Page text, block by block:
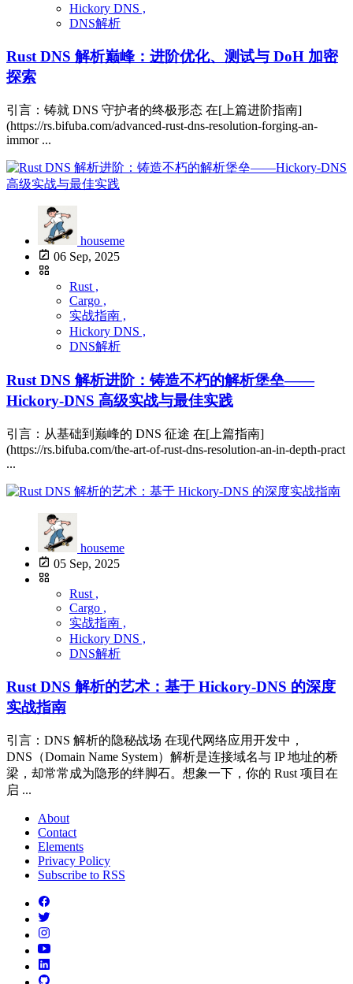
Hickory DNS ,
DNS解析
Rust DNS 解析巅峰：进阶优化、测试与 DoH 加密
探索
引言：铸就 DNS 守护者的终极形态 在[上篇进阶指南]
(https://rs.bifuba.com/advanced-rust-dns-resolution-forging-an-
immor ...
houseme
06 Sep, 2025
Rust ,
Cargo ,
实战指南 ,
Hickory DNS ,
DNS解析
Rust DNS 解析进阶：铸造不朽的解析堡垒——
Hickory-DNS 高级实战与最佳实践
引言：从基础到巅峰的 DNS 征途 在[上篇指南]
(https://rs.bifuba.com/the-art-of-rust-dns-resolution-an-in-depth-pract
...
houseme
05 Sep, 2025
Rust ,
Cargo ,
实战指南 ,
Hickory DNS ,
DNS解析
Rust DNS 解析的艺术：基于 Hickory-DNS 的深度
实战指南
引言：DNS 解析的隐秘战场 在现代网络应用开发中，
DNS（Domain Name System）解析是连接域名与 IP 地址的桥
梁，却常常成为隐形的绊脚石。想象一下，你的 Rust 项目在
启 ...
About
Contact
Elements
Privacy Policy
Subscribe to RSS